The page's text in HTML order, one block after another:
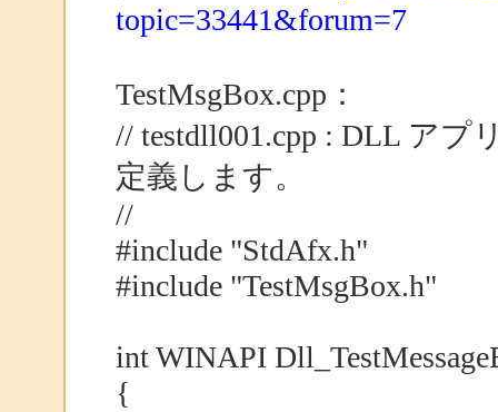
topic=33441&forum=7
TestMsgBox.cpp：
// testdll001.cpp : DLL ア
定義します。
//
#include "StdAfx.h"
#include "TestMsgBox.h"
int WINAPI
{